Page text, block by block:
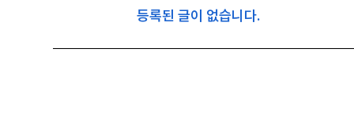
등록된 글이 없습니다.